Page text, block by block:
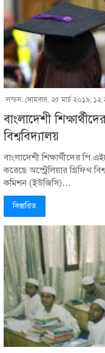
লন্ডন: সোমবার, ২৫ মার্চ ২০১৯,
বাংলাদেশী
বিশ্ববিদ্যালয়
বাংলাদেশী শিক্ষার্থীদের
করেছে অস্ট্রেলিয়ার গ্রিফিথ
কমিশন (ইউজিসি)…
বিস্তারিত